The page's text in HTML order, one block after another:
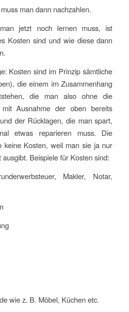
man dann nachzahlen.
jetzt noch lernen muss, ist
Kosten sind und wie diese dann
Kosten sind im Prinzip sämtliche
die einem im Zusammenhang
die man also ohne die
Ausnahme der oben bereits
der Rücklagen, die man spart,
etwas reparieren muss. Die
keine Kosten, weil man sie ja nur
Beispiele für Kosten sind:
Makler, Notar,
wie z. B. Möbel, Küchen etc.